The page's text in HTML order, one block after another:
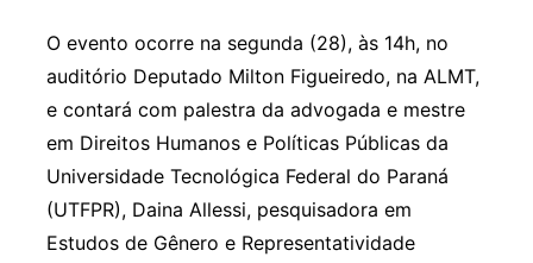
O evento ocorre na segunda (28), às 14h, no
auditório Deputado Milton Figueiredo, na ALMT,
e contará com palestra da advogada e mestre
em Direitos Humanos e Políticas Públicas da
Universidade Tecnológica Federal do Paraná
(UTFPR), Daina Allessi, pesquisadora em
Estudos de Gênero e Representatividade